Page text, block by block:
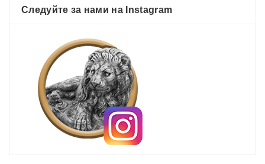
Следуйте за нами на Instagram